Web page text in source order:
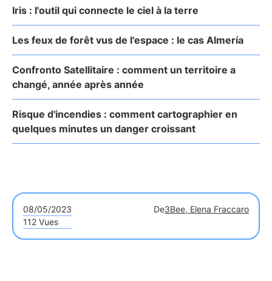
Iris : l'outil qui connecte le ciel à la terre
Les feux de forêt vus de l'espace : le cas Almería
Confronto Satellitaire : comment un territoire a
changé, année après année
Risque d'incendies : comment cartographier en
quelques minutes un danger croissant
08/05/2023 De3Bee, Elena Fraccaro
112 Vues